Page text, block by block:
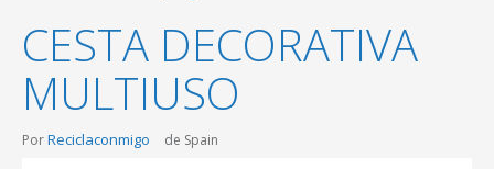
CESTA DECORATIVA
MULTIUSO
PorReciclaconmigo de Spain